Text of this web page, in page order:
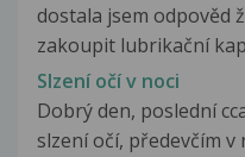
dostala jsem odpověd
zakoupit lubrikační
Slzení očí v noci
Dobrý den, poslední
slzení očí, předevčím v